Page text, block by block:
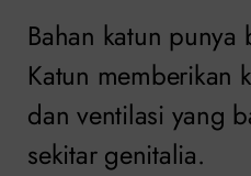
Bahan katun punya
Katun memberikan
dan ventilasi yang
sekitar genitalia.